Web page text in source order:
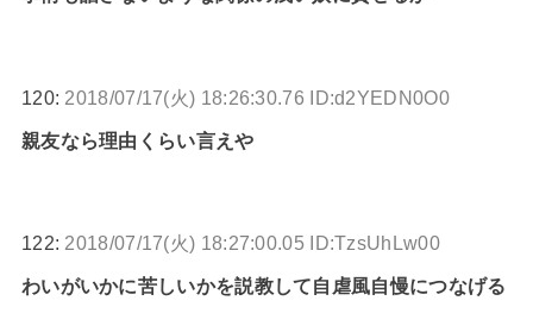
120: 2018/07/17(火) 18:26:30.76 ID:d2YEDN0O0
親友なら理由くらい言えや
122: 2018/07/17(火) 18:27:00.05 ID:TzsUhLw00
わいがいかに苦しいかを説教して自虐風自慢につなげる